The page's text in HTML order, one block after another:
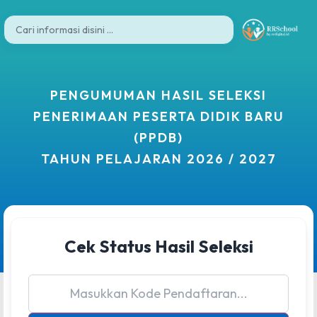
PENGUMUMAN HASIL SELEKSI
PENERIMAAN PESERTA DIDIK BARU
(PPDB)
TAHUN PELAJARAN 2026 / 2027
Cek Status Hasil Seleksi